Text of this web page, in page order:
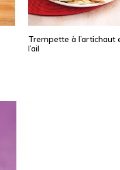
Trempette à l’artichaut
l’ail